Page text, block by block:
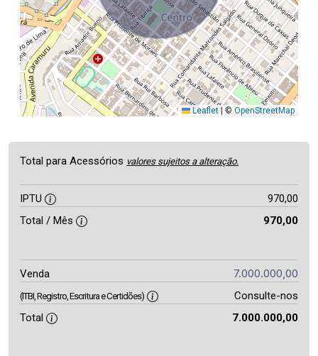
Leaflet |© OpenStreetMap
Total para Acessórios valores sujeitos a alteração.
IPTU
970,00
Total / Mês
970,00
Venda 7.000.000,00
(ITBI, Registro, Escritura e Certidões)
Consulte-nos
Total
7.000.000,00